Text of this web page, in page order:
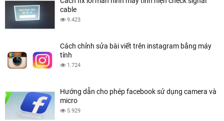
cable
9.423
Cách chỉnh sửa bài viết trên instagram bằng máy
tính
1.724
Hướng dẫn cho phép facebook sử dụng camera và
micro
5.929